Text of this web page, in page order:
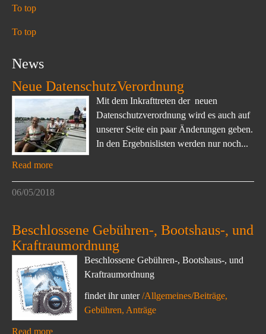
To top
To top
News
Neue DatenschutzVerordnung
Mit dem Inkrafttreten der neuen
Datenschutzverordnung wird es auch auf
unserer Seite ein paar Änderungen geben.
In den Ergebnislisten werden nur noch...
Read more
06/05/2018
Beschlossene Gebühren-, Bootshaus-, und
Kraftraumordnung
Beschlossene Gebühren-, Bootshaus-, und
Kraftraumordnung
findet ihr unter/Allgemeines/Beiträge,
Gebühren, Anträge
Read more